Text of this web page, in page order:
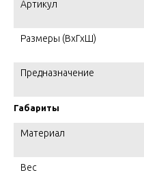
Артикул
Размеры (ВхГхШ)
Предназначение
Габариты
Материал
Вес